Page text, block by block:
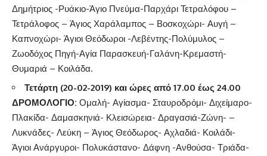
Δημήτριος -Ρυάκιο-Άγιο Πνεύμα-Παρχάρι Τετραλόφου –
Τετράλοφος – Άγιος Χαράλαμπος – Βοσκοχώρι- Αυγή –
Καπνοχώρι- Άγιοι Θεόδωροι -Λεβέντης-Πολύμυλος –
Ζωοδόχος Πηγή-Αγία Παρασκευή-Γαλάνη-Κρεμαστή-
Θυμαριά – Κοιλάδα.
Τετάρτη (20-02-2019) και ώρες από 17.00 έως 24.00
ΔΡΟΜΟΛΟΓΙΟ: Ομαλή- Αγίασμα- Σταυροδρόμι- Διχείμαρο-
Πλακίδα- Δαμασκηνιά- Κλεισώρεια- Δραγασιά-Ζώνη- –
Λυκνάδες- Λεύκη – Άγιος Θεόδωρος- Αχλαδιά- Κοιλάδι-
Άγιοι Ανάργυροι- Πολυκάστανο- Δάφνη -Ανθούσα- Τριάδα-